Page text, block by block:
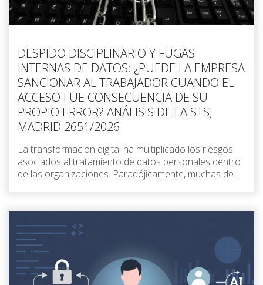
DESPIDO DISCIPLINARIO Y FUGAS
INTERNAS DE DATOS: ¿PUEDE LA EMPRESA
SANCIONAR AL TRABAJADOR CUANDO EL
ACCESO FUE CONSECUENCIA DE SU
PROPIO ERROR? ANÁLISIS DE LA STSJ
MADRID 2651/2026
La transformación digital ha multiplicado los riesgos
asociados al tratamiento de datos personales dentro
de las organizaciones. Paradójicamente, muchas de…